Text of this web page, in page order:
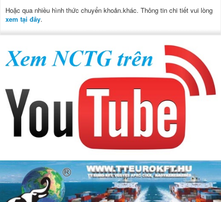
Hoặc qua nhiều hình thức chuyển khoản.khác. Thông tin chi tiết vui lòng
xem tại đây.